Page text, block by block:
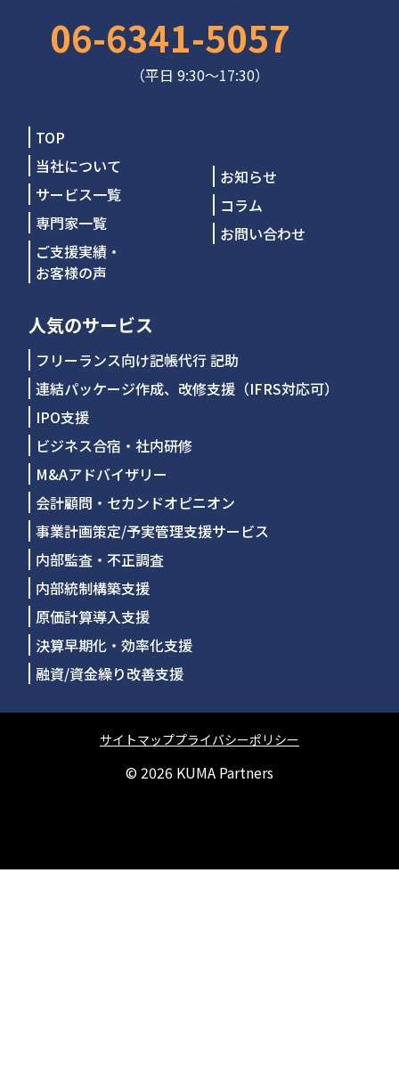
06-6341-5057
（平日 9:30～17:30）
TOP
当社について
サービス一覧
専門家一覧
ご支援実績・
お客様の声
お知らせ
コラム
お問い合わせ
人気のサービス
フリーランス向け記帳代行 記助
連結パッケージ作成、改修支援（IFRS対応可）
IPO支援
ビジネス合宿・社内研修
M&Aアドバイザリー
会計顧問・セカンドオピニオン
事業計画策定/予実管理支援サービス
内部監査・不正調査
内部統制構築支援
原価計算導入支援
決算早期化・効率化支援
融資/資金繰り改善支援
サイトマッププライバシーポリシー
© 2026 KUMA Partners